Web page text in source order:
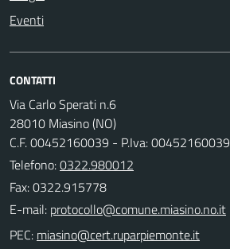
Eventi
CONTATTI
Via Carlo Sperati n.6
28010 Miasino (NO)
C.F. 00452160039 - P.Iva: 00452160039
Telefono:0322.980012
Fax: 0322.915778
E-mail:
PEC: